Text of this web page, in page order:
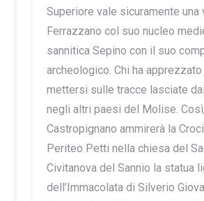
Superiore vale sicuramente una
Ferrazzano col suo nucleo
sannitica Sepino con il suo
archeologico. Chi ha apprezzato
mettersi sulle tracce lasciate
negli altri paesi del Molise.
Castropignano ammirerà la
Periteo Petti nella chiesa del
Civitanova del Sannio la statua
dell’Immacolata di Silverio